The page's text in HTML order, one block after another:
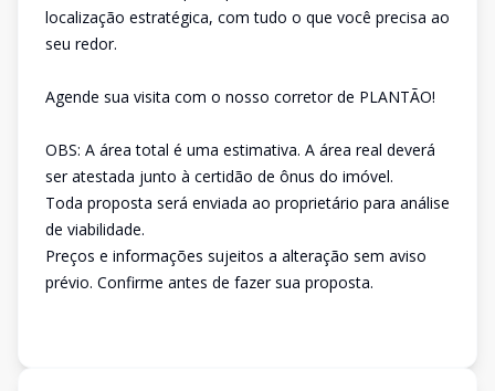
localização estratégica, com tudo o que você precisa ao
seu redor.
Agende sua visita com o nosso corretor de PLANTÃO!
OBS: A área total é uma estimativa. A área real deverá
ser atestada junto à certidão de ônus do imóvel.
Toda proposta será enviada ao proprietário para análise
de viabilidade.
Preços e informações sujeitos a alteração sem aviso
prévio. Confirme antes de fazer sua proposta.